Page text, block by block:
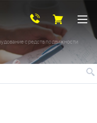
средств подвижности